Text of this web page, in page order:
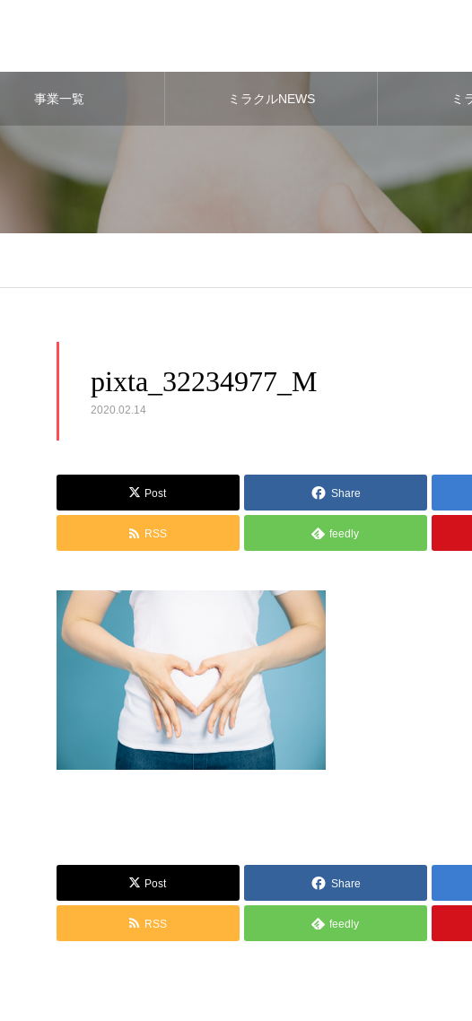
事業一覧 ミラクルNEWS ミ
pixta_32234977_M
2020.02.14
Post Share
RSS feedly
Post Share
RSS feedly